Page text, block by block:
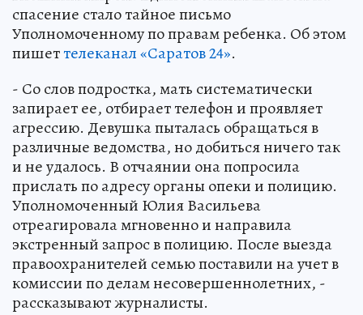
спасение стало тайное письмо
Уполномоченному по правам ребенка. Об этом
пишеттелеканал «Саратов 24».
- Со слов подростка, мать систематически
запирает ее, отбирает телефон и проявляет
агрессию. Девушка пыталась обращаться в
различные ведомства, но добиться ничего так
и не удалось. В отчаянии она попросила
прислать по адресу органы опеки и полицию.
Уполномоченный Юлия Васильева
отреагировала мгновенно и направила
экстренный запрос в полицию. После выезда
правоохранителей семью поставили на учет в
комиссии по делам несовершеннолетних, -
рассказывают журналисты.